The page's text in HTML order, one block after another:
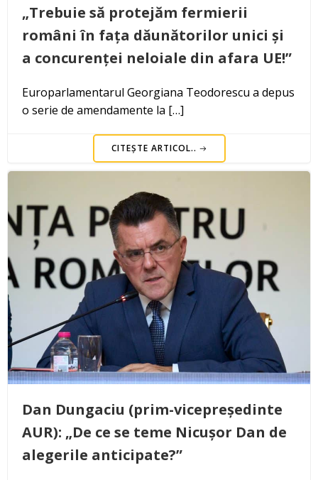
„Trebuie să protejăm fermierii
români în fața dăunătorilor unici și
a concurenței neloiale din afara UE!”
Europarlamentarul Georgiana Teodorescu a depus
o serie de amendamente la […]
CITEȘTE ARTICOL..
Dan Dungaciu (prim-vicepreședinte
AUR): „De ce se teme Nicușor Dan de
alegerile anticipate?”